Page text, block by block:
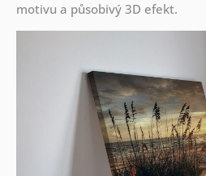
motivu a působivý 3D efekt.